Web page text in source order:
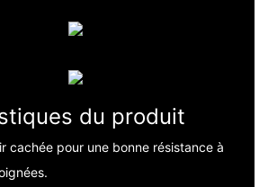
du produit
cachée pour une bonne résistance à